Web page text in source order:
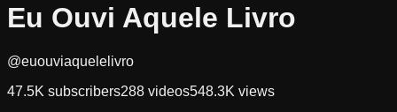
Eu Ouvi Aquele Livro
@euouviaquelelivro
47.5K subscribers288 videos548.3K views